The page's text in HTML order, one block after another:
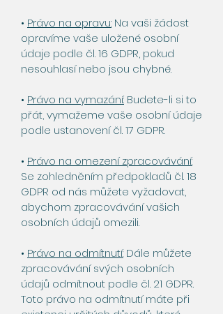
• Právo na opravu: Na vaši žádost
opravíme vaše uložené osobní
údaje podle čl. 16 GDPR, pokud
nesouhlasí nebo jsou chybné.
• Právo na vymazání: Budete-li si to
přát, vymažeme vaše osobní údaje
podle ustanovení čl. 17 GDPR.
• Právo na omezení zpracovávání:
Se zohledněním předpokladů čl. 18
GDPR od nás můžete vyžadovat,
abychom zpracovávání vašich
osobních údajů omezili.
• Právo na odmítnutí: Dále můžete
zpracovávání svých osobních
údajů odmítnout podle čl. 21 GDPR.
Toto právo na odmítnutí máte při